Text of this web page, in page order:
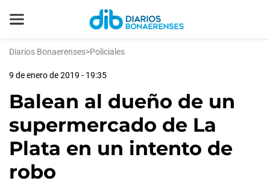
Diarios Bonaerenses>Policiales
9 de enero de 2019 - 19:35
Balean al dueño de un
supermercado de La
Plata en un intento de
robo